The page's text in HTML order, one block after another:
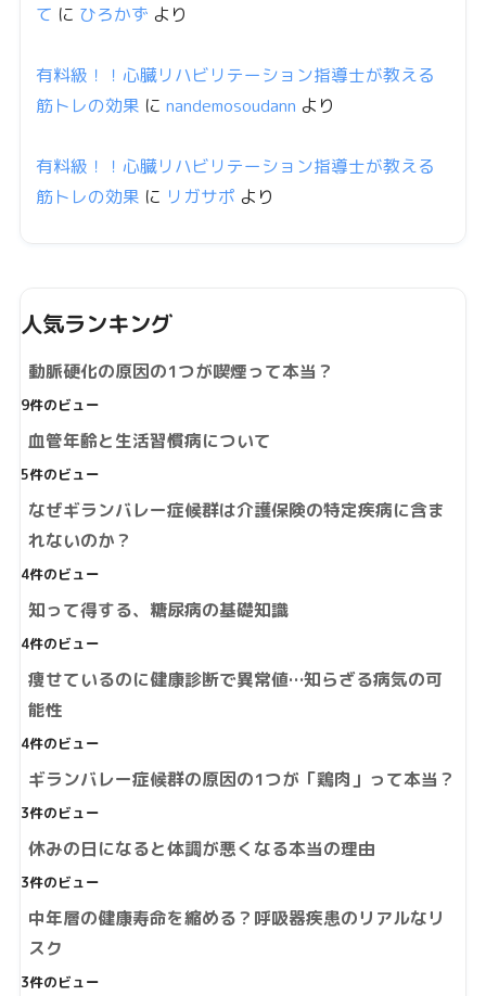
て に ひろかず より
有料級！！心臓リハビリテーション指導士が教える
筋トレの効果 に nandemosoudann より
有料級！！心臓リハビリテーション指導士が教える
筋トレの効果 に リガサポ より
人気ランキング
動脈硬化の原因の1つが喫煙って本当？
9件のビュー
血管年齢と生活習慣病について
5件のビュー
なぜギランバレー症候群は介護保険の特定疾病に含ま
れないのか？
4件のビュー
知って得する、糖尿病の基礎知識
4件のビュー
痩せているのに健康診断で異常値…知らざる病気の可
能性
4件のビュー
ギランバレー症候群の原因の1つが「鶏肉」って本当？
3件のビュー
休みの日になると体調が悪くなる本当の理由
3件のビュー
中年層の健康寿命を縮める？呼吸器疾患のリアルなリ
スク
3件のビュー